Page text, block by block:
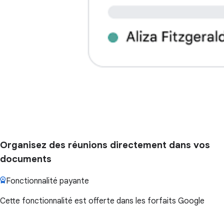
Organisez des réunions directement dans vos
documents
Fonctionnalité payante
Cette fonctionnalité est offerte dans les forfaits Google